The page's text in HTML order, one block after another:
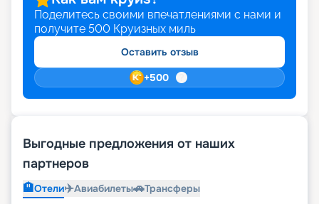
Поделитесь своими впечатлениями с нами и
получите 500 Круизных миль
Оставить отзыв
+500
Выгодные предложения от наших
партнеров
🏨Отели✈️Авиабилеты🚗Трансферы